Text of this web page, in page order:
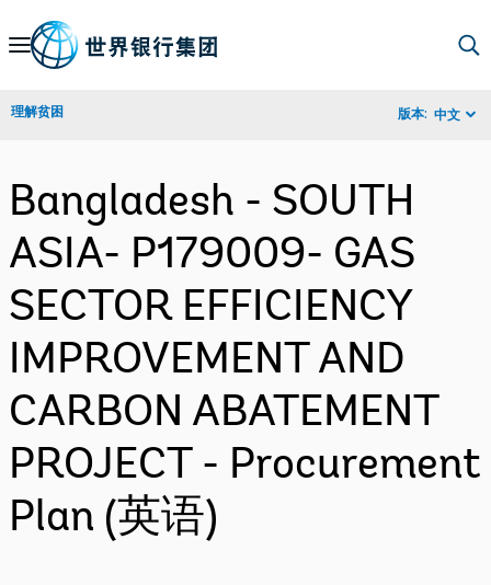
Skip
Navigation
理解贫困 版本: 中文
Bangladesh - SOUTH
ASIA- P179009- GAS
SECTOR EFFICIENCY
IMPROVEMENT AND
CARBON ABATEMENT
PROJECT - Procurement
Plan (英语)